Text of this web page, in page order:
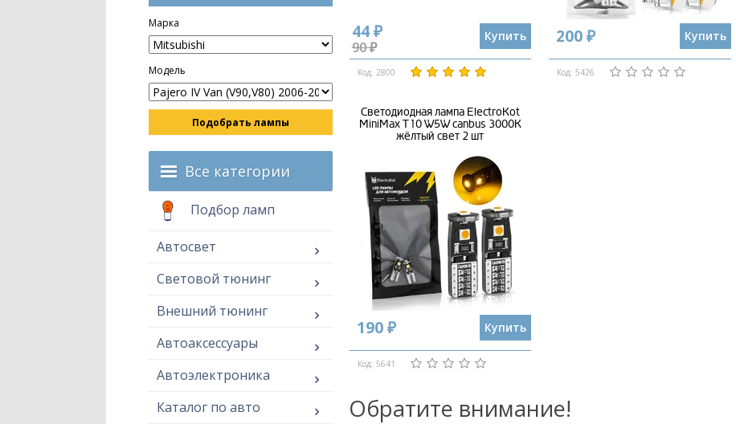
Марка
Модель
Подобрать лампы
Все категории
Подбор ламп
Автосвет
Световой тюнинг
Внешний тюнинг
Автоаксессуары
Автоэлектроника
Каталог по авто
44 ₽
90 ₽
Купить
Код: 2800
200 ₽ Купить
Код: 5426
Светодиодная лампа ElectroKot
MiniMax T10 W5W canbus 3000K
жёлтый свет 2 шт
190 ₽ Купить
Код: 5641
Обратите внимание!